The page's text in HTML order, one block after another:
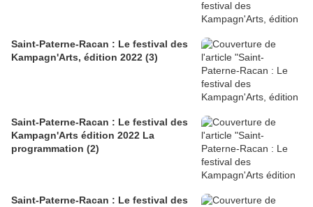
Saint-Paterne-Racan : Le festival des
Kampagn'Arts, édition 2022 (3)
Saint-Paterne-Racan : Le festival des
Kampagn'Arts édition 2022 La
programmation (2)
Saint-Paterne-Racan : Le festival des